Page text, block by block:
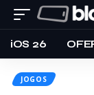
iOS 26
JOGOS